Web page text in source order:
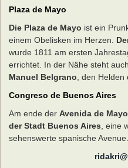
Plaza de Mayo
Die Plaza de Mayo ist ein
einem Obelisken im Herzen.
wurde 1811 am ersten
errichtet. In der Nähe steht
Manuel Belgrano, den Helden
Congreso de Buenos Aires
Am ende der Avenida de Mayo
der Stadt Buenos Aires, eine
sehenswerte spanische Avenue.